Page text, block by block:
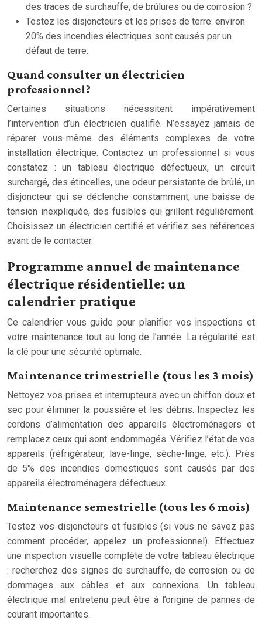
des traces de surchauffe, de brûlures ou de corrosion ?
Testez les disjoncteurs et les prises de terre: environ
20% des incendies électriques sont causés par un
défaut de terre.
Quand consulter un électricien
professionnel?
Certaines situations nécessitent impérativement
l’intervention d’un électricien qualifié. N’essayez jamais de
réparer vous-même des éléments complexes de votre
installation électrique. Contactez un professionnel si vous
constatez : un tableau électrique défectueux, un circuit
surchargé, des étincelles, une odeur persistante de brûlé, un
disjoncteur qui se déclenche constamment, une baisse de
tension inexpliquée, des fusibles qui grillent régulièrement.
Choisissez un électricien certifié et vérifiez ses références
avant de le contacter.
Programme annuel de maintenance
électrique résidentielle: un
calendrier pratique
Ce calendrier vous guide pour planifier vos inspections et
votre maintenance tout au long de l’année. La régularité est
la clé pour une sécurité optimale.
Maintenance trimestrielle (tous les 3 mois)
Nettoyez vos prises et interrupteurs avec un chiffon doux et
sec pour éliminer la poussière et les débris. Inspectez les
cordons d’alimentation des appareils électroménagers et
remplacez ceux qui sont endommagés. Vérifiez l’état de vos
appareils (réfrigérateur, lave-linge, sèche-linge, etc.). Près
de 5% des incendies domestiques sont causés par des
appareils électroménagers défectueux.
Maintenance semestrielle (tous les 6 mois)
Testez vos disjoncteurs et fusibles (si vous ne savez pas
comment procéder, appelez un professionnel). Effectuez
une inspection visuelle complète de votre tableau électrique
: recherchez des signes de surchauffe, de corrosion ou de
dommages aux câbles et aux connexions. Un tableau
électrique mal entretenu peut être à l’origine de pannes de
courant importantes.